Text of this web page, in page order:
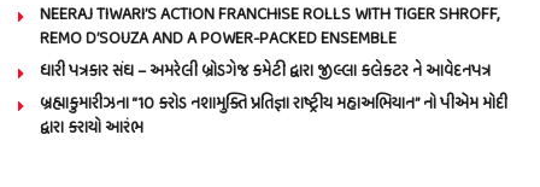
NEERAJ TIWARI’S ACTION FRANCHISE ROLLS WITH TIGER SHROFF,
REMO D’SOUZA AND A POWER-PACKED ENSEMBLE
ધારી પત્રકાર સંઘ – અમરેલી બ્રોડગેજ કમેટી દ્વારા જીલ્લા કલેકટર ને આવેદનપત્ર
બ્રહ્માકુમારીઝના “10 કરોડ નશામુક્તિ પ્રતિજ્ઞા રાષ્ટ્રીય મહાઅભિયાન” નો પીએમ મોદી
દ્વારા કરાયો આરંભ